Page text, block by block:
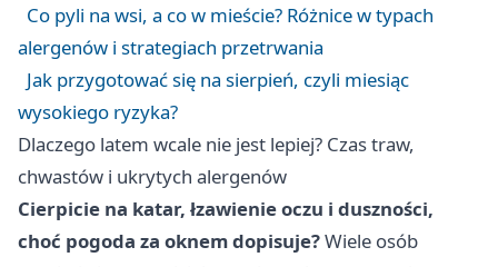
Co pyli na wsi, a co w mieście? Różnice w typach
alergenów i strategiach przetrwania
Jak przygotować się na sierpień, czyli miesiąc
wysokiego ryzyka?
Dlaczego latem wcale nie jest lepiej? Czas traw,
chwastów i ukrytych alergenów
Cierpicie na katar, łzawienie oczu i duszności,
choć pogoda za oknem dopisuje?Wiele osób